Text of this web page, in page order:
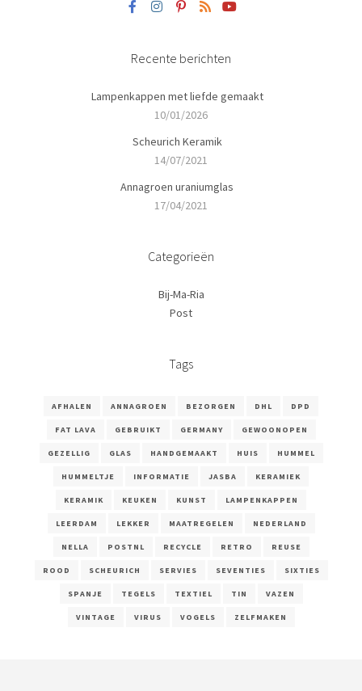
Recente berichten
Lampenkappen met liefde gemaakt
10/01/2026
Scheurich Keramik
14/07/2021
Annagroen uraniumglas
17/04/2021
Categorieën
Bij-Ma-Ria
Post
Tags
AFHALEN ANNAGROEN BEZORGEN DHL DPD
FAT LAVA GEBRUIKT GERMANY GEWOONOPEN
GEZELLIG GLAS HANDGEMAAKT HUIS HUMMEL
HUMMELTJE INFORMATIE JASBA KERAMIEK
KERAMIK KEUKEN KUNST LAMPENKAPPEN
LEERDAM LEKKER MAATREGELEN NEDERLAND
NELLA POSTNL RECYCLE RETRO REUSE
ROOD SCHEURICH SERVIES SEVENTIES SIXTIES
SPANJE TEGELS TEXTIEL TIN VAZEN
VINTAGE VIRUS VOGELS ZELFMAKEN